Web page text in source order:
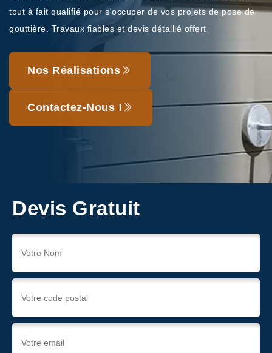
tout à fait qualifié pour s'occuper de vos projets de pose de
gouttière. Travaux fiables et devis détaillé offert
Nos Réalisations
Contactez-Nous !
Devis Gratuit